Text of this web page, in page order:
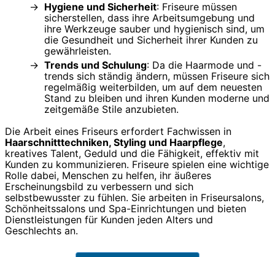
Hygiene und Sicherheit: Friseure müssen
sicherstellen, dass ihre Arbeitsumgebung und
ihre Werkzeuge sauber und hygienisch sind, um
die Gesundheit und Sicherheit ihrer Kunden zu
gewährleisten.
Trends und Schulung: Da die Haarmode und -
trends sich ständig ändern, müssen Friseure sich
regelmäßig weiterbilden, um auf dem neuesten
Stand zu bleiben und ihren Kunden moderne und
zeitgemäße Stile anzubieten.
Die Arbeit eines Friseurs erfordert Fachwissen in
Haarschnitttechniken, Styling und Haarpflege,
kreatives Talent, Geduld und die Fähigkeit, effektiv mit
Kunden zu kommunizieren. Friseure spielen eine wichtige
Rolle dabei, Menschen zu helfen, ihr äußeres
Erscheinungsbild zu verbessern und sich
selbstbewusster zu fühlen. Sie arbeiten in Friseursalons,
Schönheitssalons und Spa-Einrichtungen und bieten
Dienstleistungen für Kunden jeden Alters und
Geschlechts an.